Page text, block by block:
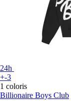
24h
+-3
1 coloris
Billionaire Boys Club